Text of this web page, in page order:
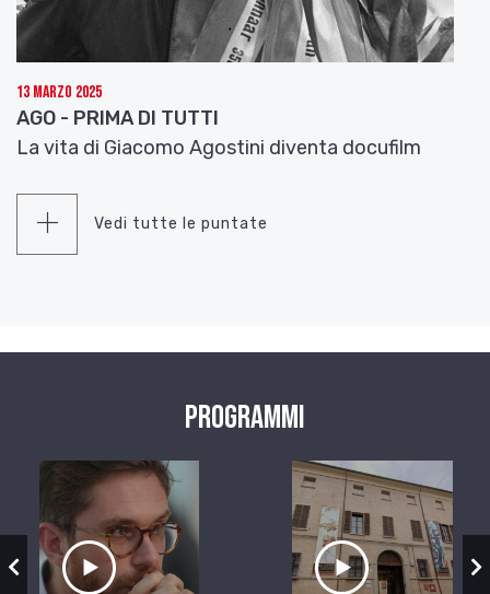
13 Marzo 2025
AGO - PRIMA DI TUTTI
La vita di Giacomo Agostini diventa docufilm
Vedi tutte le puntate
Programmi
Ascolta il servizio Ascolta il